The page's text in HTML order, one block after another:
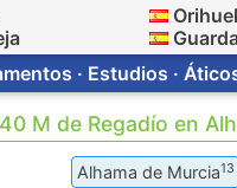
· Estudios ·
M de Regadío en
Alhama de Murcia13